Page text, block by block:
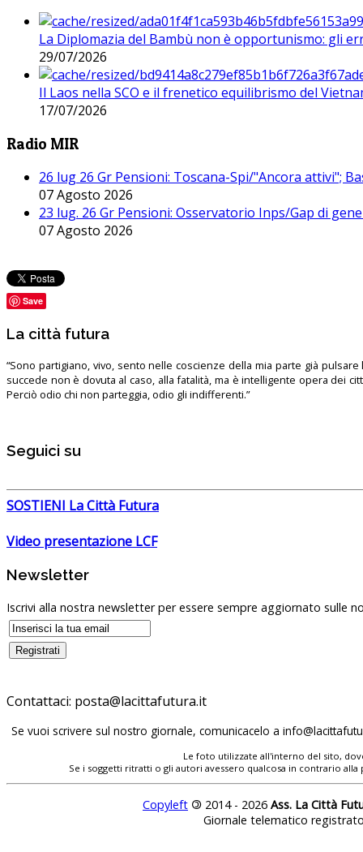
La Diplomazia del Bambù non è opportunismo: gli
29/07/2026
Il Laos nella SCO e il frenetico equilibrismo del
17/07/2026
Radio MIR
26 lug 26 Gr Pensioni: Toscana-Spi/"Ancora attivi";
07 Agosto 2026
23 lug. 26 Gr Pensioni: Osservatorio Inps/Gap di
07 Agosto 2026
Save
La città futura
“Sono partigiano, vivo, sento nelle coscienze della mia parte già pulsare
succede non è dovuta al caso, alla fatalità, ma è intelligente opera dei
Perciò odio chi non parteggia, odio gli indifferenti.”
Seguici su
SOSTIENI La Città Futura
Video presentazione LCF
Newsletter
Iscrivi alla nostra newsletter per essere sempre aggiornato sulle
Contattaci: posta@lacittafutura.it
Se vuoi scrivere sul nostro giornale, comunicacelo a
Le foto utilizzate all'interno del sito,
Se i soggetti ritratti o gli autori avessero qualcosa in contrario
Copyleft © 2014 - 2026 Ass. La Città
Giornale telematico